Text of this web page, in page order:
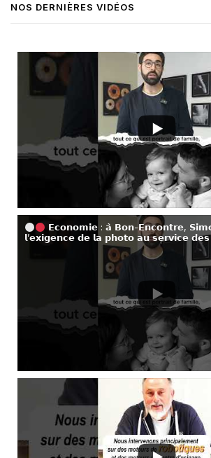
NOS DERNIÈRES VIDÉOS
𝗘𝗰𝗼𝗻𝗼𝗺𝗶𝗲 : 𝗮̀ 𝗕𝗼𝗻-𝗘𝗻𝗰𝗼𝗻𝘁𝗿𝗲,
𝗹’𝗲𝘅𝗶𝗴𝗲𝗻𝗰𝗲 𝗱𝗲 𝗹𝗮 𝗽𝗵𝗼𝘁𝗼 𝗮𝘂 𝘀𝗲𝗿𝘃𝗶𝗰𝗲